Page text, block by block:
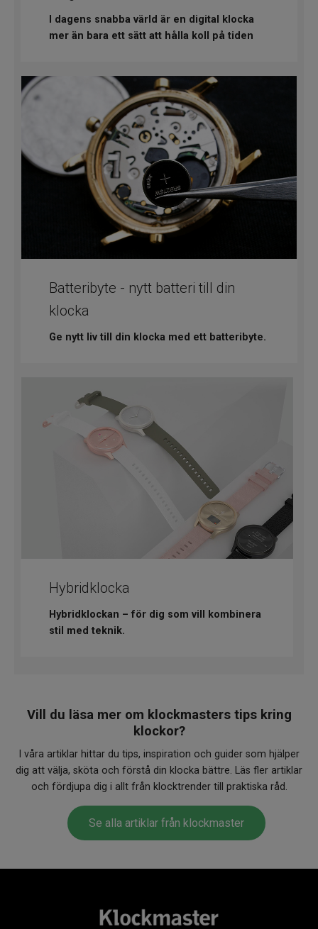
I dagens snabba värld är en digital klocka
mer än bara ett sätt att hålla koll på tiden
Batteribyte - nytt batteri till din
klocka
Ge nytt liv till din klocka med ett batteribyte.
Hybridklocka
Hybridklockan – för dig som vill kombinera
stil med teknik.
Vill du läsa mer om klockmasters tips kring
klockor?
I våra artiklar hittar du tips, inspiration och guider som hjälper
dig att välja, sköta och förstå din klocka bättre. Läs fler artiklar
och fördjupa dig i allt från klocktrender till praktiska råd.
Se alla artiklar från klockmaster